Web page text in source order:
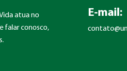
atua no
falar conosco,
E-mail: